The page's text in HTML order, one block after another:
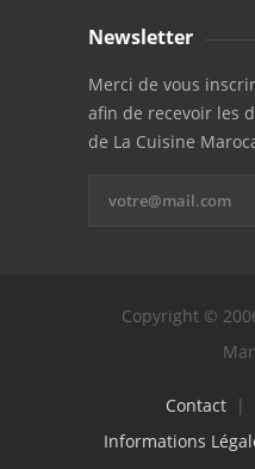
Newsletter
Merci de vous
afin de recevoir les
de La Cuisine
Copyright ©
Contact|
Informations